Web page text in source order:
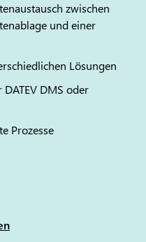
zwischen
und einer
Lösungen
DATEV DMS oder
Prozesse